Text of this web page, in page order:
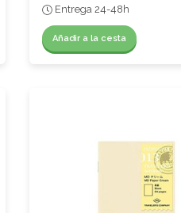
Entrega 24-48h
Añadir a la cesta